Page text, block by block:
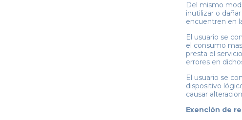
Del mismo
inutilizar o
encuentren en
El usuario se
el consumo
presta el
errores en
El usuario se
dispositivo
causar
Exención de